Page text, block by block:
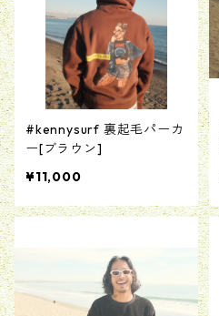
#kennysurf 裏起毛パーカ
ー[ブラウン]
¥11,000